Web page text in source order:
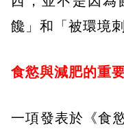
饞」和「被環境
食慾與減肥的重
一項發表於《食